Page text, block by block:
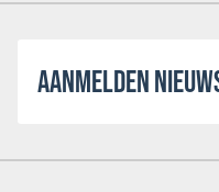
AANMELDEN